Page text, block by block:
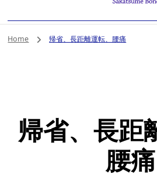
新潟市 秋
腰痛 整体 鍼
鍼灸院へ。みなさまの気持ちに寄り添
Home 帰省、長距離運転、腰痛
帰省、長距
腰痛